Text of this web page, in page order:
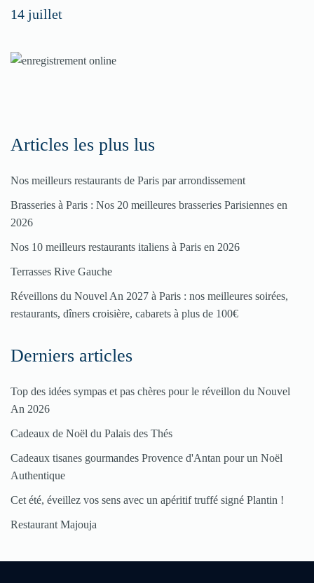
votre
Cliquez
14 juillet
Articles les plus lus
Nos meilleurs restaurants de Paris par arrondissement
Brasseries à Paris : Nos 20 meilleures brasseries Parisiennes en
2026
Nos 10 meilleurs restaurants italiens à Paris en 2026
Terrasses Rive Gauche
Réveillons du Nouvel An 2027 à Paris : nos meilleures soirées,
restaurants, dîners croisière, cabarets à plus de 100€
Derniers articles
Top des idées sympas et pas chères pour le réveillon du Nouvel
An 2026
Cadeaux de Noël du Palais des Thés
Cadeaux tisanes gourmandes Provence d'Antan pour un Noël
Authentique
Cet été, éveillez vos sens avec un apéritif truffé signé Plantin !
Restaurant Majouja